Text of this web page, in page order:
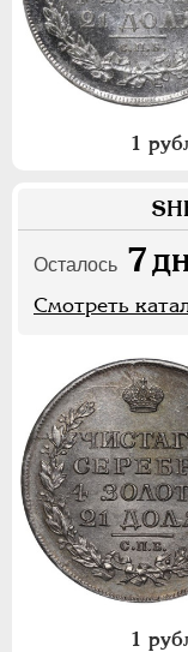
1
Осталось 7
Смотреть
1